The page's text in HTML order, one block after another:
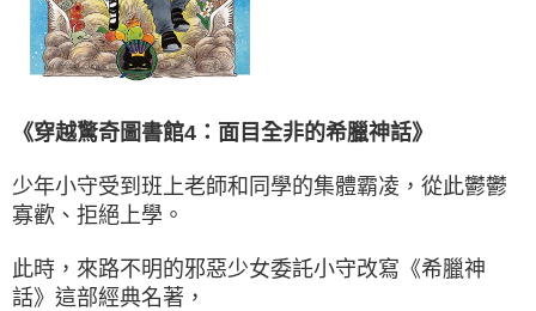
《穿越驚奇圖書館4：面目全非的希臘神話》
少年小守受到班上老師和同學的集體霸凌，從此鬱鬱
寡歡、拒絕上學。
此時，來路不明的邪惡少女委託小守改寫《希臘神
話》這部經典名著，